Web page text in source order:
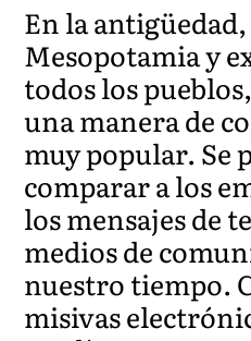
En la
Mesopotamia y
todos los
una manera de
muy popular. Se
comparar a los
los mensajes de
medios de
nuestro tiempo.
misivas